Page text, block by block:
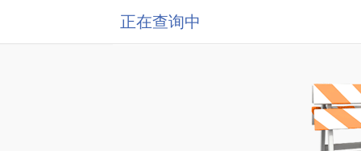
正在查询中